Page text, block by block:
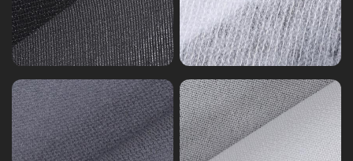
イ
ニ
ン
グ
イ
ニ
ン
グ
ン
グ
ヘ
ア
キ
ャ
ン
バ
ス
ー
ド
ル
パ
ン
チ
フ
ェ
ル
ト
ア